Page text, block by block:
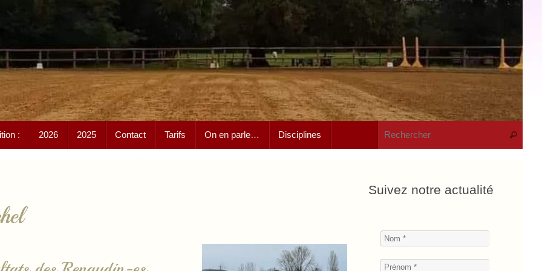
: 2026 2025 Contact Tarifs On en parle… Disciplines
Suivez notre actualité